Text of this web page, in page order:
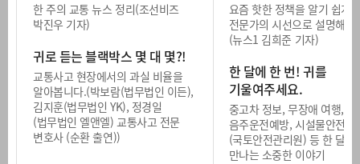
한 주의 교통 뉴스 정리(조선비즈
박진우 기자)
귀로 듣는 블랙박스 몇 대 몇?!
교통사고 현장에서의 과실 비율을
알아봅니다.(박보람(법무법인 이든),
김지훈(법무법인 YK), 정경일
(법무법인 엘앤엘) 교통사고 전문
변호사 (순환 출연))
요즘 핫한 정책을 알기 쉽게
전문가의 시선으로 설명해
(뉴스1 김희준 기자)
한 달에 한 번! 귀를
기울여주세요.
중고차 정보, 무장애 여행,
음주운전예방, 시설물안전
(국토안전관리원) 등 한 달에
만나는 소중한 이야기